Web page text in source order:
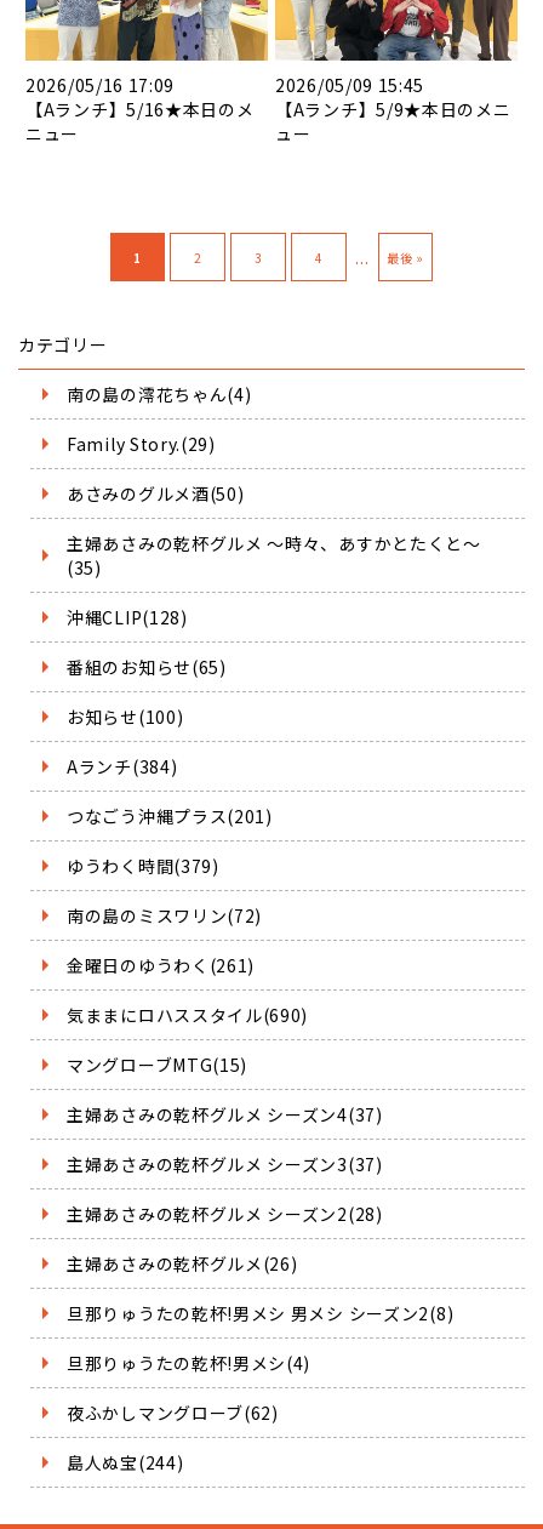
2026/05/16 17:09
【Aランチ】5/16★本日のメ
ニュー
2026/05/09 15:45
【Aランチ】5/9★本日のメニ
ュー
1 2 3 4 ... 最後 »
カテゴリー
南の島の澪花ちゃん(4)
Family Story.(29)
あさみのグルメ酒(50)
主婦あさみの乾杯グルメ ～時々、あすかとたくと～
(35)
沖縄CLIP(128)
番組のお知らせ(65)
お知らせ(100)
Aランチ(384)
つなごう沖縄プラス(201)
ゆうわく時間(379)
南の島のミスワリン(72)
金曜日のゆうわく(261)
気ままにロハススタイル(690)
マングローブMTG(15)
主婦あさみの乾杯グルメ シーズン4(37)
主婦あさみの乾杯グルメ シーズン3(37)
主婦あさみの乾杯グルメ シーズン2(28)
主婦あさみの乾杯グルメ(26)
旦那りゅうたの乾杯!男メシ 男メシ シーズン2(8)
旦那りゅうたの乾杯!男メシ(4)
夜ふかしマングローブ(62)
島人ぬ宝(244)